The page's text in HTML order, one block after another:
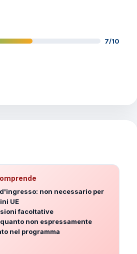
7/10
non necessario per
UE
facoltative
non espressamente
nel programma